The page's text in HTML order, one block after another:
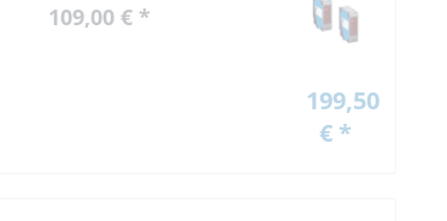
109,00 € *
199,50
€ *